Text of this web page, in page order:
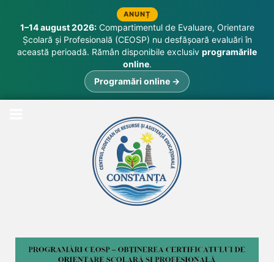
ANUNȚ
1–14 august 2026:Compartimentul de Evaluare, Orientare
Școlară și Profesională (CEOSP) nu desfășoară evaluări în
această perioadă. Rămân disponibile exclusiv programările
online.
Programări online →